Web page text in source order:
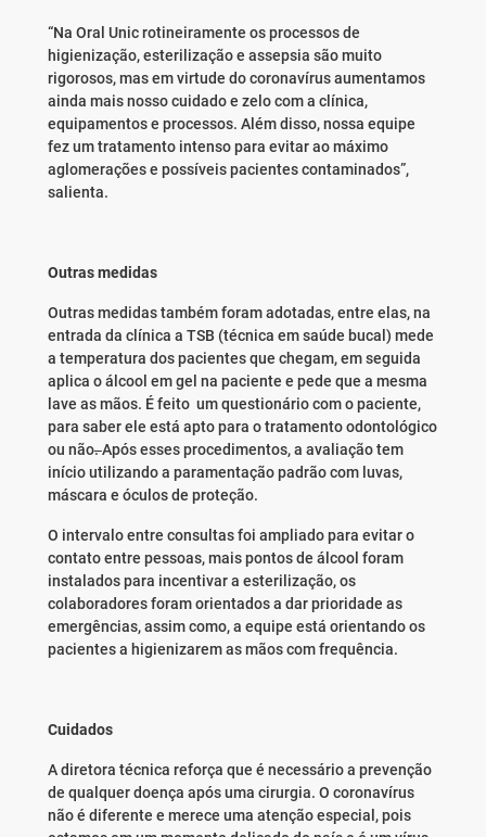
“Na Oral Unic rotineiramente os processos de
higienização, esterilização e assepsia são muito
rigorosos, mas em virtude do coronavírus aumentamos
ainda mais nosso cuidado e zelo com a clínica,
equipamentos e processos. Além disso, nossa equipe
fez um tratamento intenso para evitar ao máximo
aglomerações e possíveis pacientes contaminados”,
salienta.
Outras medidas
Outras medidas também foram adotadas, entre elas, na
entrada da clínica a TSB (técnica em saúde bucal) mede
a temperatura dos pacientes que chegam, em seguida
aplica o álcool em gel na paciente e pede que a mesma
lave as mãos. É feito um questionário com o paciente,
para saber ele está apto para o tratamento odontológico
ou não.Após esses procedimentos, a avaliação tem
início utilizando a paramentação padrão com luvas,
máscara e óculos de proteção.
O intervalo entre consultas foi ampliado para evitar o
contato entre pessoas, mais pontos de álcool foram
instalados para incentivar a esterilização, os
colaboradores foram orientados a dar prioridade as
emergências, assim como, a equipe está orientando os
pacientes a higienizarem as mãos com frequência.
Cuidados
A diretora técnica reforça que é necessário a prevenção
de qualquer doença após uma cirurgia. O coronavírus
não é diferente e merece uma atenção especial, pois